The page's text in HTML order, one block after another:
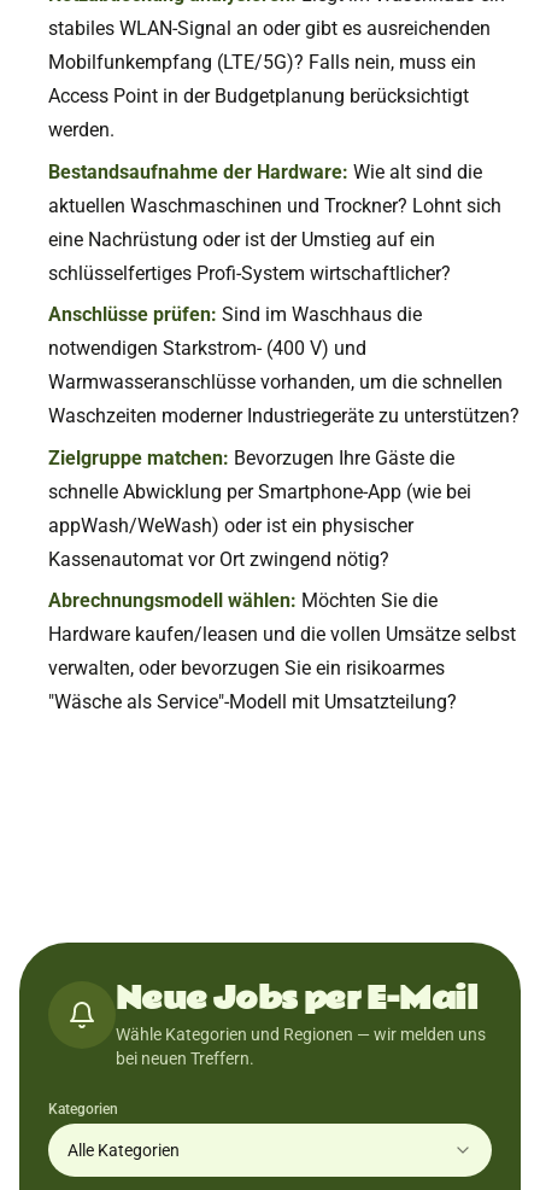
stabiles WLAN-Signal an oder gibt es ausreichenden
Mobilfunkempfang (LTE/5G)? Falls nein, muss ein
Access Point in der Budgetplanung berücksichtigt
werden.
Bestandsaufnahme der Hardware: Wie alt sind die
aktuellen Waschmaschinen und Trockner? Lohnt sich
eine Nachrüstung oder ist der Umstieg auf ein
schlüsselfertiges Profi-System wirtschaftlicher?
Anschlüsse prüfen: Sind im Waschhaus die
notwendigen Starkstrom- (400 V) und
Warmwasseranschlüsse vorhanden, um die schnellen
Waschzeiten moderner Industriegeräte zu unterstützen?
Zielgruppe matchen: Bevorzugen Ihre Gäste die
schnelle Abwicklung per Smartphone-App (wie bei
appWash/WeWash) oder ist ein physischer
Kassenautomat vor Ort zwingend nötig?
Abrechnungsmodell wählen: Möchten Sie die
Hardware kaufen/leasen und die vollen Umsätze selbst
verwalten, oder bevorzugen Sie ein risikoarmes
"Wäsche als Service"-Modell mit Umsatzteilung?
Neue Jobs per E-Mail
Wähle Kategorien und Regionen — wir melden uns
bei neuen Treffern.
Kategorien
Alle Kategorien